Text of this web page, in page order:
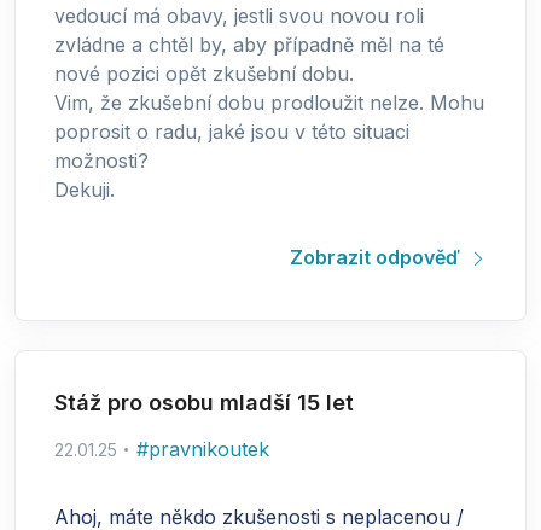
vedoucí má obavy, jestli svou novou roli
zvládne a chtěl by, aby případně měl na té
nové pozici opět zkušební dobu.
Vim, že zkušební dobu prodloužit nelze. Mohu
poprosit o radu, jaké jsou v této situaci
možnosti?
Dekuji.
Zobrazit odpověď
Stáž pro osobu mladší 15 let
22.01.25 #pravnikoutek
Ahoj, máte někdo zkušenosti s neplacenou /